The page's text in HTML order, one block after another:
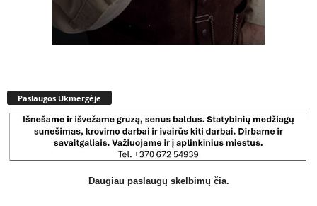
Paslaugos Ukmergėje
Daugiau paslaugų skelbimų čia.